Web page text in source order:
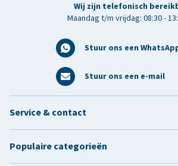
Wij zijn telefonisch
Maandag t/m vrijdag: 08:30 -
Stuur ons een
Stuur ons een e-mail
Service & contact
Populaire categorieën